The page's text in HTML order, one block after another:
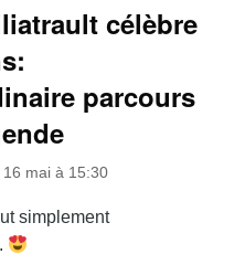
célèbre
parcours
mai à 15:30
simplement